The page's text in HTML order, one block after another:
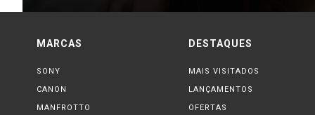
MARCAS
SONY
CANON
MANFROTTO
DESTAQUES
MAIS VISITADOS
LANÇAMENTOS
OFERTAS